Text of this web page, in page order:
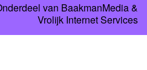
van BaakmanMedia&
Vrolijk Internet Services